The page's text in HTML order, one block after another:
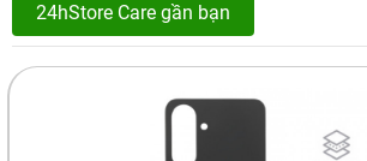
24hStore Care gần bạn